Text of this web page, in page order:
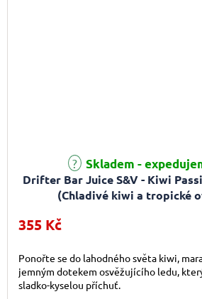
Drifter Bar Juice S&V - Kiwi
(Chladivé kiwi a tropické
Skladem -
355 Kč
Ponořte se do lahodného světa kiwi,
jemným dotekem osvěžujícího ledu,
sladko-kyselou příchuť.